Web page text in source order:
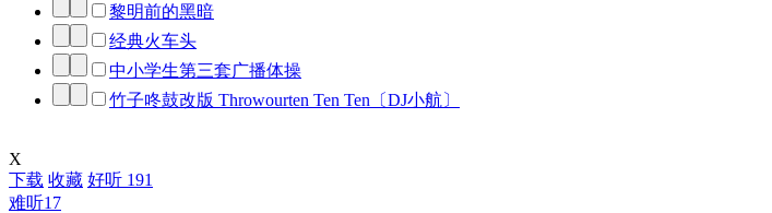
黎明前的黑暗
经典火车头
中小学生第三套广播体操
竹子咚鼓改版 Throwourten Ten Ten〔DJ小航〕
X
下载 收藏 好听 191
难听17